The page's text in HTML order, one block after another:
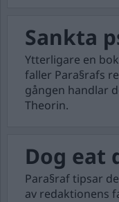
Sankta
Ytterligare en
faller Para§rafs
gången handlar
Theorin.
Dog eat
Para§raf tipsar
av redaktionens